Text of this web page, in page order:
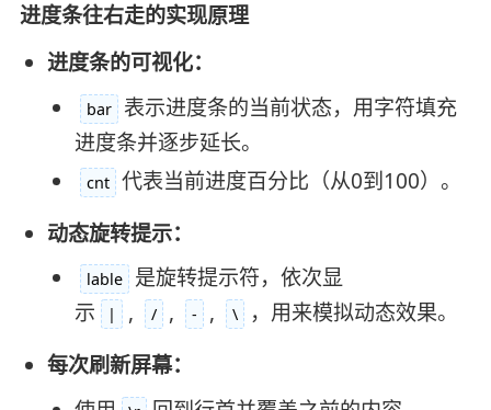
进度条往右走的实现原理
进度条的可视化：
bar
表示进度条的当前状态，用字符填充
进度条并逐步延长。
cnt 代表当前进度百分比（从0到100）。
动态旋转提示：
lable
是旋转提示符，依次显
示
| , / , - , \
，用来模拟动态效果。
每次刷新屏幕：